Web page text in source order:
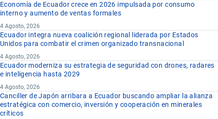
Economía de Ecuador crece en 2026 impulsada por consumo
interno y aumento de ventas formales
4 Agosto, 2026
Ecuador integra nueva coalición regional liderada por Estados
Unidos para combatir el crimen organizado transnacional
4 Agosto, 2026
Ecuador moderniza su estrategia de seguridad con drones, radares
e inteligencia hasta 2029
4 Agosto, 2026
Canciller de Japón arribara a Ecuador buscando ampliar la alianza
estratégica con comercio, inversión y cooperación en minerales
críticos